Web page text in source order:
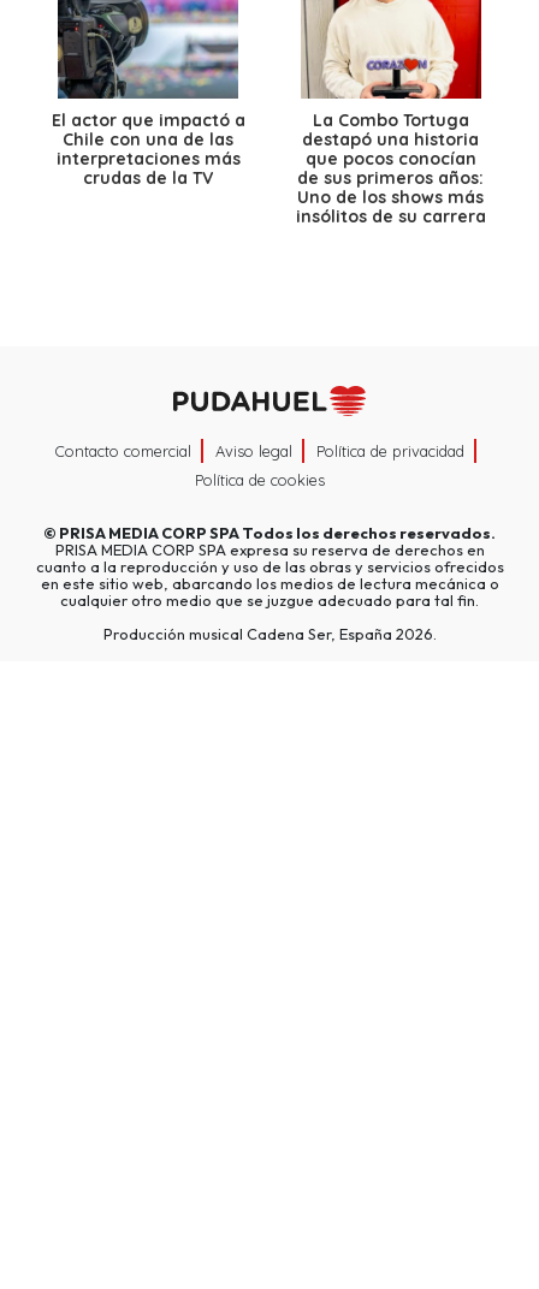
El actor que impactó a
Chile con una de las
interpretaciones más
crudas de la TV
La Combo Tortuga
destapó una historia
que pocos conocían
de sus primeros años:
Uno de los shows más
insólitos de su carrera
Contacto comercial Aviso legal
Política de privacidad
Política de cookies
© PRISA MEDIA CORP SPATodos los derechos reservados.
PRISA MEDIA CORP SPA expresa su reserva de derechos en
cuanto a la reproducción y uso de las obras y servicios ofrecidos
en este sitio web, abarcando los medios de lectura mecánica o
cualquier otro medio que se juzgue adecuado para tal fin.
Producción musical Cadena Ser, España 2026.